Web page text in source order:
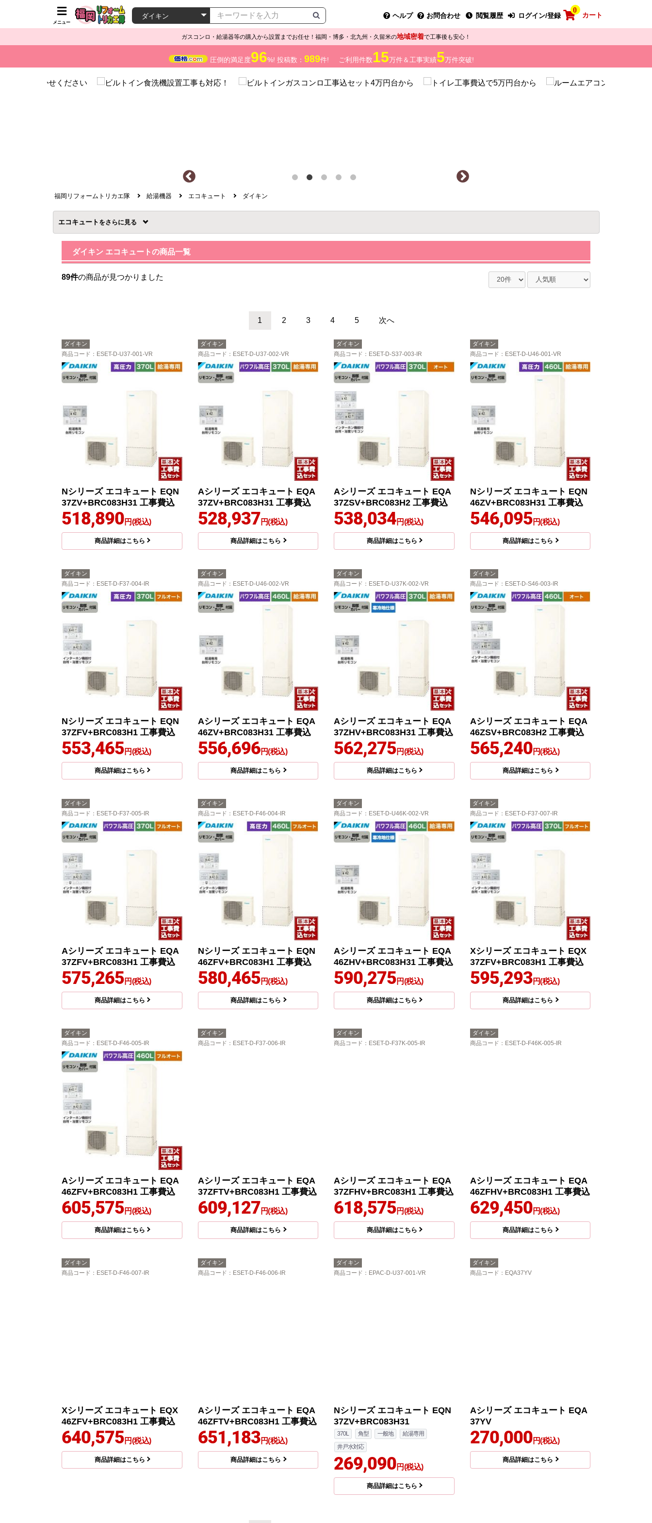
メニュー
ヘルプ お問合わせ 閲覧履歴 ログイン/登録
0
カート
ガスコンロ・給湯器等の購入から設置までお任せ！福岡・博多・北九州・久留米の地域密着で工事後も安心！
圧倒的満足度96%! 投稿数： 989件! ご利用件数15万件＆工事実績5万件突破!
福岡リフォームトリカエ隊 給湯機器 エコキュート ダイキン
エコキュート を
ダイキン エコキュートの商品一覧
89件の商品が見つかりました
1 2 3 4 5 次へ
ダイキン
商品コード ：ESET-D-U37-001-VR
Nシリーズ エコキュート EQN
37ZV+BRC083H31 工事費込
518,890円(税込)
商品詳細はこちら
ダイキン
商品コード ：ESET-D-U37-002-VR
Aシリーズ エコキュート EQA
37ZV+BRC083H31 工事費込
528,937 円(税込)
商品詳細はこちら
ダイキン
商品コード ：ESET-D-S37-003-IR
Aシリーズ エコキュート EQA
37ZSV+BRC083H2 工事費込
538,034円(税込)
商品詳細はこちら
ダイキン
商品コード ：ESET-D-U46-001-VR
Nシリーズ エコキュート EQN
46ZV+BRC083H31 工事費込
546,095円(税込)
商品詳細はこちら
ダイキン
商品コード ：ESET-D-F37-004-IR
Nシリーズ エコキュート EQN
37ZFV+BRC083H1 工事費込
553,465円(税込)
商品詳細はこちら
ダイキン
商品コード ：ESET-D-U46-002-VR
Aシリーズ エコキュート EQA
46ZV+BRC083H31 工事費込
556,696円(税込)
商品詳細はこちら
ダイキン
商品コード ：ESET-D-U37K-002-VR
Aシリーズ エコキュート EQA
37ZHV+BRC083H31 工事費込
562,275円(税込)
商品詳細はこちら
ダイキン
商品コード ：ESET-D-S46-003-IR
Aシリーズ エコキュート EQA
46ZSV+BRC083H2 工事費込
565,240円(税込)
商品詳細はこちら
ダイキン
商品コード ：ESET-D-F37-005-IR
Aシリーズ エコキュート EQA
37ZFV+BRC083H1 工事費込
575,265円(税込)
商品詳細はこちら
ダイキン
商品コード ：ESET-D-F46-004-IR
Nシリーズ エコキュート EQN
46ZFV+BRC083H1 工事費込
580,465円(税込)
商品詳細はこちら
ダイキン
商品コード ：ESET-D-U46K-002-VR
Aシリーズ エコキュート EQA
46ZHV+BRC083H31 工事費込
590,275円(税込)
商品詳細はこちら
ダイキン
商品コード ：ESET-D-F37-007-IR
Xシリーズ エコキュート EQX
37ZFV+BRC083H1 工事費込
595,293円(税込)
商品詳細はこちら
ダイキン
商品コード ：ESET-D-F46-005-IR
Aシリーズ エコキュート EQA
46ZFV+BRC083H1 工事費込
605,575円(税込)
商品詳細はこちら
ダイキン
商品コード ：ESET-D-F37-006-IR
Aシリーズ エコキュート EQA
37ZFTV+BRC083H1 工事費込
609,127 円(税込)
商品詳細はこちら
ダイキン
商品コード ：ESET-D-F37K-005-IR
Aシリーズ エコキュート EQA
37ZFHV+BRC083H1 工事費込
618,575円(税込)
商品詳細はこちら
ダイキン
商品コード ：ESET-D-F46K-005-IR
Aシリーズ エコキュート EQA
46ZFHV+BRC083H1 工事費込
629,450円(税込)
商品詳細はこちら
ダイキン
商品コード ：ESET-D-F46-007-IR
Xシリーズ エコキュート EQX
46ZFV+BRC083H1 工事費込
640,575円(税込)
商品詳細はこちら
ダイキン
商品コード ：ESET-D-F46-006-IR
Aシリーズ エコキュート EQA
46ZFTV+BRC083H1 工事費込
651,183円(税込)
商品詳細はこちら
ダイキン
商品コード ：EPAC-D-U37-001-VR
Nシリーズ エコキュート EQN
37ZV+BRC083H31
370L 角型 一般地
給湯専用
井戸水対応
269,090円(税込)
商品詳細はこちら
ダイキン
商品コード ：EQA37YV
Aシリーズ エコキュート EQA
37YV
270,000円(税込)
商品詳細はこちら